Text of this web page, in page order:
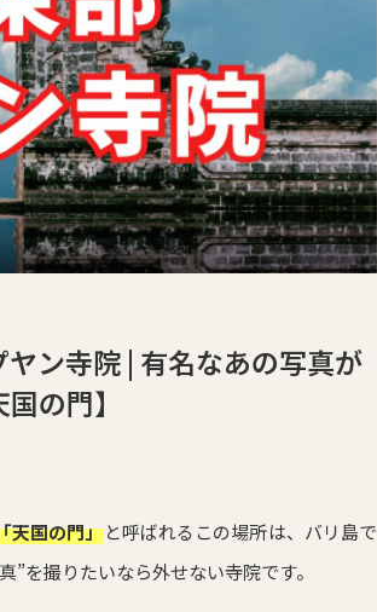
ン寺院 | 有名なあの写真が
の門】
天国の門」と呼ばれるこの場所は、バリ島で
を撮りたいなら外せない寺院です。